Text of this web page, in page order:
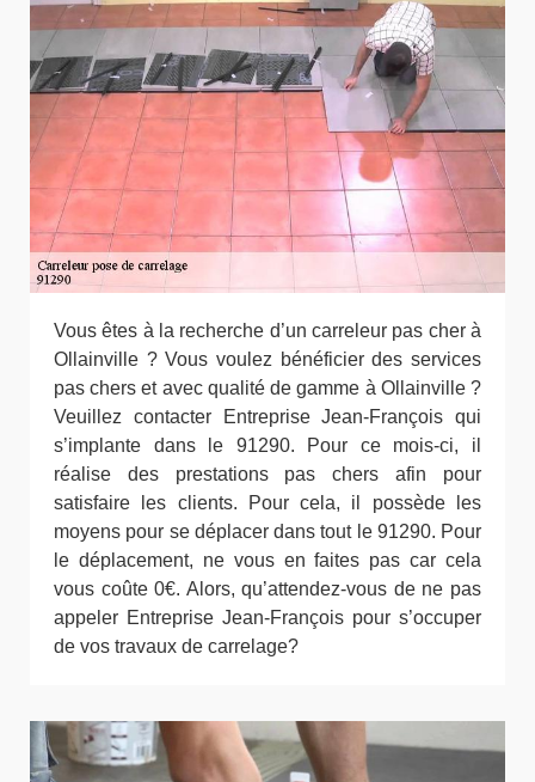
Vous êtes à la recherche d’un carreleur pas cher à
Ollainville ? Vous voulez bénéficier des services
pas chers et avec qualité de gamme à Ollainville ?
Veuillez contacter Entreprise Jean-François qui
s’implante dans le 91290. Pour ce mois-ci, il
réalise des prestations pas chers afin pour
satisfaire les clients. Pour cela, il possède les
moyens pour se déplacer dans tout le 91290. Pour
le déplacement, ne vous en faites pas car cela
vous coûte 0€. Alors, qu’attendez-vous de ne pas
appeler Entreprise Jean-François pour s’occuper
de vos travaux de carrelage?